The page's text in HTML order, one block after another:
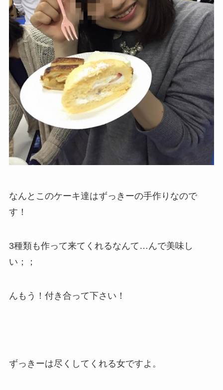
なんとこのケーキ達はずっきーの手作りなので
す！
3種類も作って来てくれるなんて…んで美味し
い；；
んもう！付き合って下さい！
ずっきーは尽くしてくれる女ですよ。